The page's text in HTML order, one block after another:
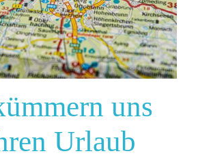
uns
Urlaub